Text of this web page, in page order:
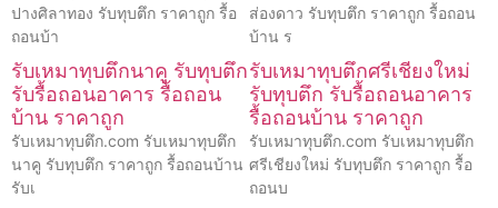
ปางศิลาทอง รับทุบตึก ราคาถูก รื้อ
ถอนบ้า
ส่องดาว รับทุบตึก ราคาถูก รื้อถอน
บ้าน ร
รับเหมาทุบตึกนาคู รับทุบตึก
รับรื้อถอนอาคาร รื้อถอน
บ้าน ราคาถูก
รับเหมาทุบตึก.com รับเหมาทุบตึก
นาคู รับทุบตึก ราคาถูก รื้อถอนบ้าน
รับเ
รับเหมาทุบตึกศรีเชียงใหม่
รับทุบตึก รับรื้อถอนอาคาร
รื้อถอนบ้าน ราคาถูก
รับเหมาทุบตึก.com รับเหมาทุบตึก
ศรีเชียงใหม่ รับทุบตึก ราคาถูก รื้อ
ถอนบ